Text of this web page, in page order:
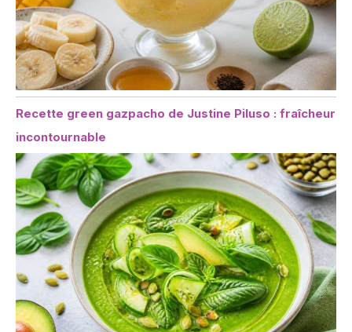
Recette green gazpacho de Justine Piluso : fraîcheur
incontournable